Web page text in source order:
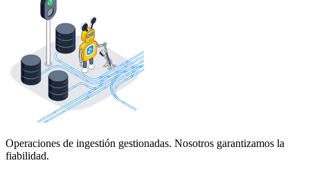
Operaciones de ingestión gestionadas. Nosotros garantizamos la
fiabilidad.